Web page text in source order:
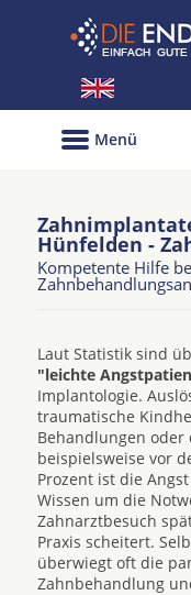
Menü
Hünfelden -
Kompetente Hilfe
Laut Statistik sind
"leichte
Implantologie.
traumatische
Behandlungen oder
beispielsweise vor
Prozent ist die
Wissen um die
Zahnarztbesuch
Praxis scheitert.
überwiegt oft die
Zahnbehandlung